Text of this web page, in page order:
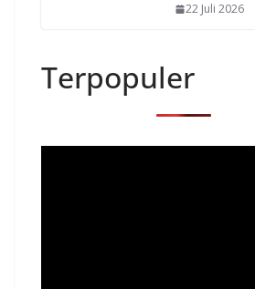
22 Juli 2026
Terpopuler